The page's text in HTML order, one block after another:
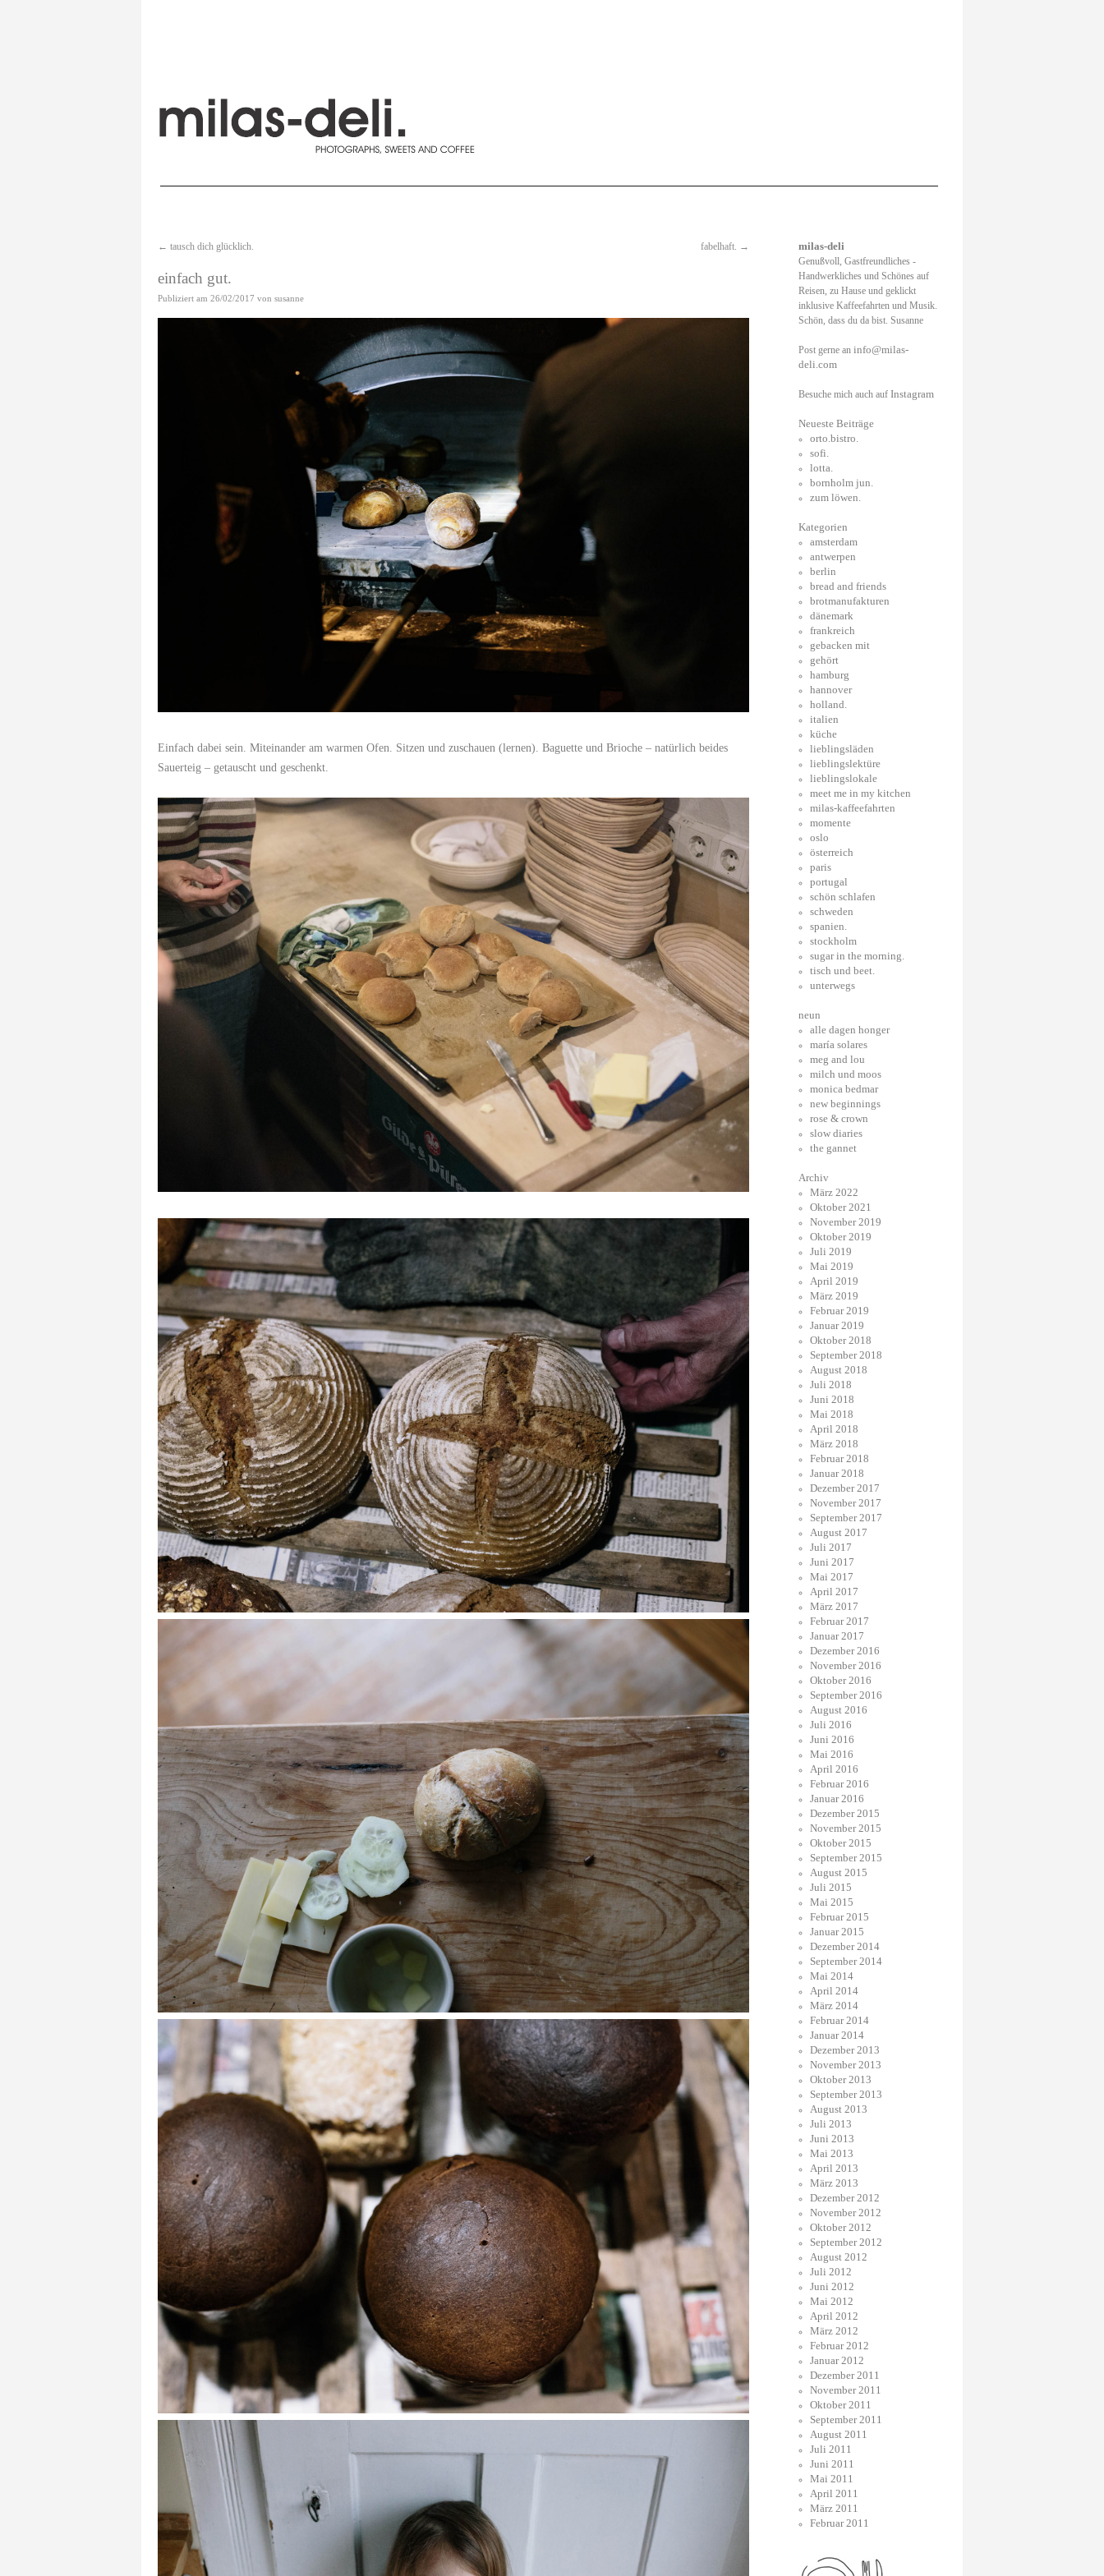
← tausch dich glücklich. fabelhaft. →
einfach gut.
Publiziert am 26/02/2017 von susanne
Einfach dabei sein. Miteinander am warmen Ofen. Sitzen und zuschauen (lernen). Baguette und Brioche – natürlich beides
Sauerteig – getauscht und geschenkt.
milas-deli
Genußvoll, Gastfreundliches -
Handwerkliches und Schönes auf
Reisen, zu Hause und geklickt
inklusive Kaffeefahrten und Musik.
Schön, dass du da bist. Susanne
Post gerne an info@milas-
deli.com
Besuche mich auch auf Instagram
Neueste Beiträge
orto.bistro.
sofi.
lotta.
bornholm jun.
zum löwen.
Kategorien
amsterdam
antwerpen
berlin
bread and friends
brotmanufakturen
dänemark
frankreich
gebacken mit
gehört
hamburg
hannover
holland.
italien
küche
lieblingsläden
lieblingslektüre
lieblingslokale
meet me in my kitchen
milas-kaffeefahrten
momente
oslo
österreich
paris
portugal
schön schlafen
schweden
spanien.
stockholm
sugar in the morning.
tisch und beet.
unterwegs
neun
alle dagen honger
maría solares
meg and lou
milch und moos
monica bedmar
new beginnings
rose & crown
slow diaries
the gannet
Archiv
März 2022
Oktober 2021
November 2019
Oktober 2019
Juli 2019
Mai 2019
April 2019
März 2019
Februar 2019
Januar 2019
Oktober 2018
September 2018
August 2018
Juli 2018
Juni 2018
Mai 2018
April 2018
März 2018
Februar 2018
Januar 2018
Dezember 2017
November 2017
September 2017
August 2017
Juli 2017
Juni 2017
Mai 2017
April 2017
März 2017
Februar 2017
Januar 2017
Dezember 2016
November 2016
Oktober 2016
September 2016
August 2016
Juli 2016
Juni 2016
Mai 2016
April 2016
Februar 2016
Januar 2016
Dezember 2015
November 2015
Oktober 2015
September 2015
August 2015
Juli 2015
Mai 2015
Februar 2015
Januar 2015
Dezember 2014
September 2014
Mai 2014
April 2014
März 2014
Februar 2014
Januar 2014
Dezember 2013
November 2013
Oktober 2013
September 2013
August 2013
Juli 2013
Juni 2013
Mai 2013
April 2013
März 2013
Dezember 2012
November 2012
Oktober 2012
September 2012
August 2012
Juli 2012
Juni 2012
Mai 2012
April 2012
März 2012
Februar 2012
Januar 2012
Dezember 2011
November 2011
Oktober 2011
September 2011
August 2011
Juli 2011
Juni 2011
Mai 2011
April 2011
März 2011
Februar 2011